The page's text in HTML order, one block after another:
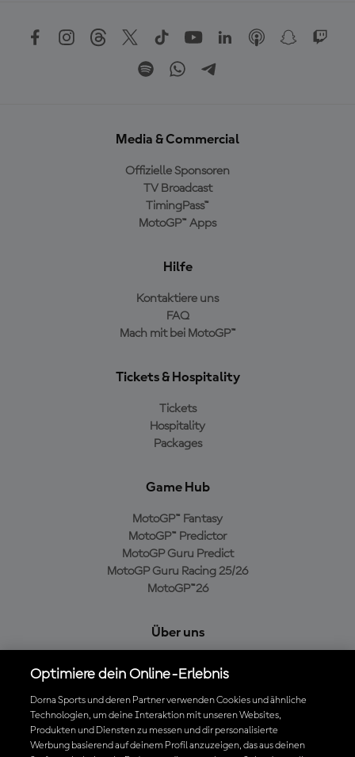
Media & Commercial
Offizielle Sponsoren
TV Broadcast
TimingPass™
MotoGP™ Apps
Hilfe
Kontaktiere uns
FAQ
Mach mit bei MotoGP™
Tickets & Hospitality
Tickets
Hospitality
Packages
Game Hub
MotoGP™ Fantasy
MotoGP™ Predictor
MotoGP Guru Predict
MotoGP Guru Racing 25/26
MotoGP™26
Über uns
Cookie-Richtlinien
Geschäftsbedingungen
Datenschutzrichtlinien
Kaufrichtlinie
Optimiere dein Online-Erlebnis
Dorna Sports und deren Partner verwenden Cookies und ähnliche
Technologien, um deine Interaktion mit unseren Websites,
Produkten und Diensten zu messen und dir personalisierte
Werbung basierend auf deinem Profil anzuzeigen, das aus deinen